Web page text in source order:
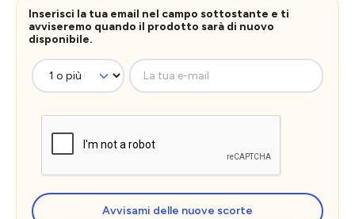
Inserisci la tua email nel campo sottostante e ti
avviseremo quando il prodotto sarà di nuovo
disponibile.
La tua e-mail
Avvisami delle nuove scorte